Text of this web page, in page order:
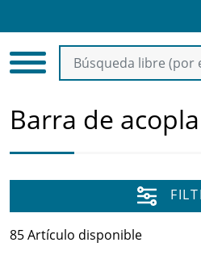
Barra de
85 Artículo disponible